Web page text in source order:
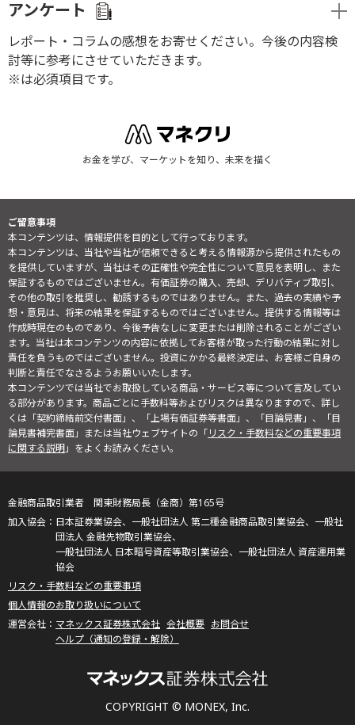
アンケート
レポート・コラムの感想をお寄せください。今後の内容検
討等に参考にさせていただきます。
※は必須項目です。
お金を学び、マーケットを知り、未来を描く
ご留意事項
本コンテンツは、情報提供を目的として行っております。
本コンテンツは、当社や当社が信頼できると考える情報源から提供されたもの
を提供していますが、当社はその正確性や完全性について意見を表明し、また
保証するものではございません。有価証券の購入、売却、デリバティブ取引、
その他の取引を推奨し、勧誘するものではありません。また、過去の実績や予
想・意見は、将来の結果を保証するものではございません。提供する情報等は
作成時現在のものであり、今後予告なしに変更または削除されることがござい
ます。当社は本コンテンツの内容に依拠してお客様が取った行動の結果に対し
責任を負うものではございません。投資にかかる最終決定は、お客様ご自身の
判断と責任でなさるようお願いいたします。
本コンテンツでは当社でお取扱している商品・サービス等について言及してい
る部分があります。商品ごとに手数料等およびリスクは異なりますので、詳し
くは「契約締結前交付書面」、「上場有価証券等書面」、「目論見書」、「目
論見書補完書面」または当社ウェブサイトの「リスク・手数料などの重要事項
に関する説明」をよくお読みください。
COPYRIGHT © MONEX, Inc.
金融商品取引業者 関東財務局長（金商）第165号
日本証券業協会、一般社団法人 第二種金融商品取引業協会、一般社
団法人 金融先物取引業協会、
一般社団法人 日本暗号資産等取引業協会、一般社団法人 資産運用業
協会
リスク・手数料などの重要事項
個人情報のお取り扱いについて
マネックス証券株式会社 会社概要 お問合せ
ヘルプ（通知の登録・解除）